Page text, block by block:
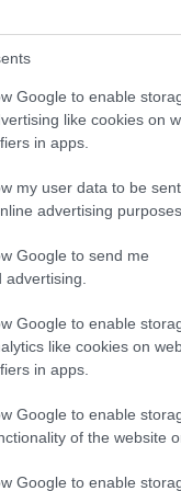
Google to enable
like cookies on
in apps.
my user data to be
advertising purposes.
Google to send me
Google to enable
like cookies on
in apps.
Google to enable
of the website
Google to enable
elfogadom a
semmiről? Csak egy
és exkluzív
24 cikke
Nagykun-Szolnok